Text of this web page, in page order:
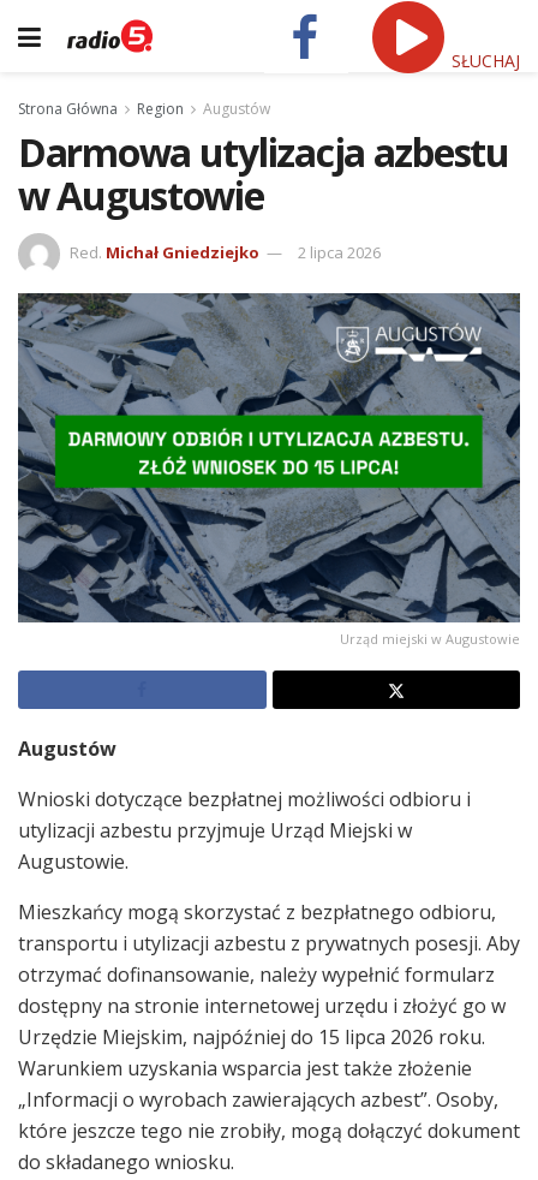
SŁUCHAJ
Strona Główna Region Augustów
Darmowa utylizacja azbestu
w Augustowie
Red. Michał Gniedziejko 2 lipca 2026
Urząd miejski w Augustowie
Augustów
Wnioski dotyczące bezpłatnej możliwości odbioru i
utylizacji azbestu przyjmuje Urząd Miejski w
Augustowie.
Mieszkańcy mogą skorzystać z bezpłatnego odbioru,
transportu i utylizacji azbestu z prywatnych posesji. Aby
otrzymać dofinansowanie, należy wypełnić formularz
dostępny na stronie internetowej urzędu i złożyć go w
Urzędzie Miejskim, najpóźniej do 15 lipca 2026 roku.
Warunkiem uzyskania wsparcia jest także złożenie
„Informacji o wyrobach zawierających azbest”. Osoby,
które jeszcze tego nie zrobiły, mogą dołączyć dokument
do składanego wniosku.